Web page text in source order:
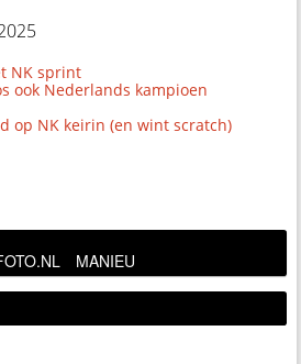
NK sprint
ook Nederlands kampioen
op NK keirin (en wint scratch)
MANIEU